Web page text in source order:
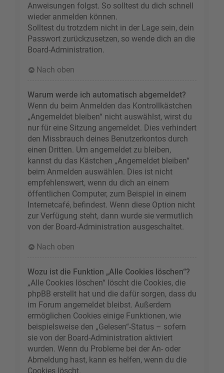
Anweisungen folgst. So solltest du dich schnell
wieder anmelden können.
Solltest du trotzdem nicht in der Lage sein, dein
Passwort zurückzusetzen, so wende dich an die
Board-Administration.
Nach oben
Warum werde ich automatisch abgemeldet?
Wenn du beim Anmelden das Kontrollkästchen
„Angemeldet bleiben“ nicht auswählst, wirst du
nur für eine Sitzung angemeldet. Dies verhindert
den Missbrauch deines Benutzerkontos durch
einen Dritten. Um angemeldet zu bleiben,
kannst du das Kästchen „Angemeldet bleiben“
beim Anmelden auswählen. Dies ist nicht
empfehlenswert, wenn du dich an einem
öffentlichen Computer, zum Beispiel in einem
Internetcafé, befindest. Wenn diese Option nicht
zur Verfügung steht, dann wurde sie vermutlich
von der Board-Administration ausgeschaltet.
Nach oben
Wozu ist die Funktion „Alle Cookies löschen“?
„Alle Cookies löschen“ löscht die Cookies, die
phpBB erstellt hat und die dafür sorgen, dass du
im Forum angemeldet bleibst. Außerdem
ermöglichen Cookies einige Funktionen, wie
beispielsweise den „Gelesen“-Status – sofern
sie von der Board-Administration aktiviert
wurden. Wenn du Probleme bei der An- oder
Abmeldung hast, kann es helfen, wenn du die
Cookies löscht.